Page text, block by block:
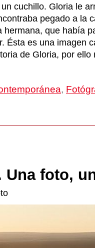
cuchillo. Gloria le
pegado a la
hermana, que había
Ésta es una imagen
de Gloria, por ello
,
Una foto,